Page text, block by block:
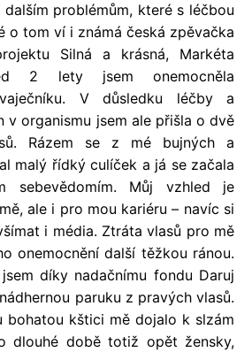
problémům, které s léčbou
o tom ví i známá česká zpěvačka
Silná a krásná, Markéta
2 lety jsem onemocněla
V důsledku léčby a
v organismu jsem ale přišla o dvě
Rázem se z mé bujných a
malý řídký culíček a já se začala
sebevědomím. Můj vzhled je
ale i pro mou kariéru – navíc si
i média. Ztráta vlasů pro mě
onemocnění další těžkou ránou.
díky nadačnímu fondu Daruj
paruku z pravých vlasů.
bohatou kštici mě dojalo k slzám
dlouhé době totiž opět žensky,